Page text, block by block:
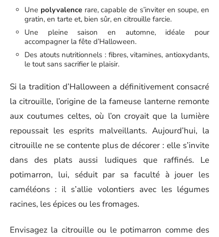
Une polyvalencerare, capable de s’inviter en soupe, en
gratin, en tarte et, bien sûr, en citrouille farcie.
Une pleine saison en automne, idéale pour
accompagner la fête d’Halloween.
Des atouts nutritionnels : fibres, vitamines, antioxydants,
le tout sans sacrifier le plaisir.
Si la tradition d’Halloween a définitivement consacré
la citrouille, l’origine de la fameuse lanterne remonte
aux coutumes celtes, où l’on croyait que la lumière
repoussait les esprits malveillants. Aujourd’hui, la
citrouille ne se contente plus de décorer : elle s’invite
dans des plats aussi ludiques que raffinés. Le
potimarron, lui, séduit par sa faculté à jouer les
caméléons : il s’allie volontiers avec les légumes
racines, les épices ou les fromages.
Envisagez la citrouille ou le potimarron comme des